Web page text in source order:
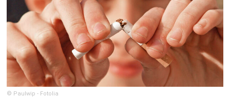
© Paulwip - Fotolia